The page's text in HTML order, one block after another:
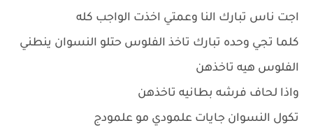
اجت ناس تبارك النا وعمتي اخذت الواجب كله
كلما تجي وحده تبارك تاخذ الفلوس حتلو النسوان ينطني
الفلوس هيه تاخذهن
واذا لحاف فرشه بطانيه تاخذهن
تكول النسوان جايات علمودي مو علمودج